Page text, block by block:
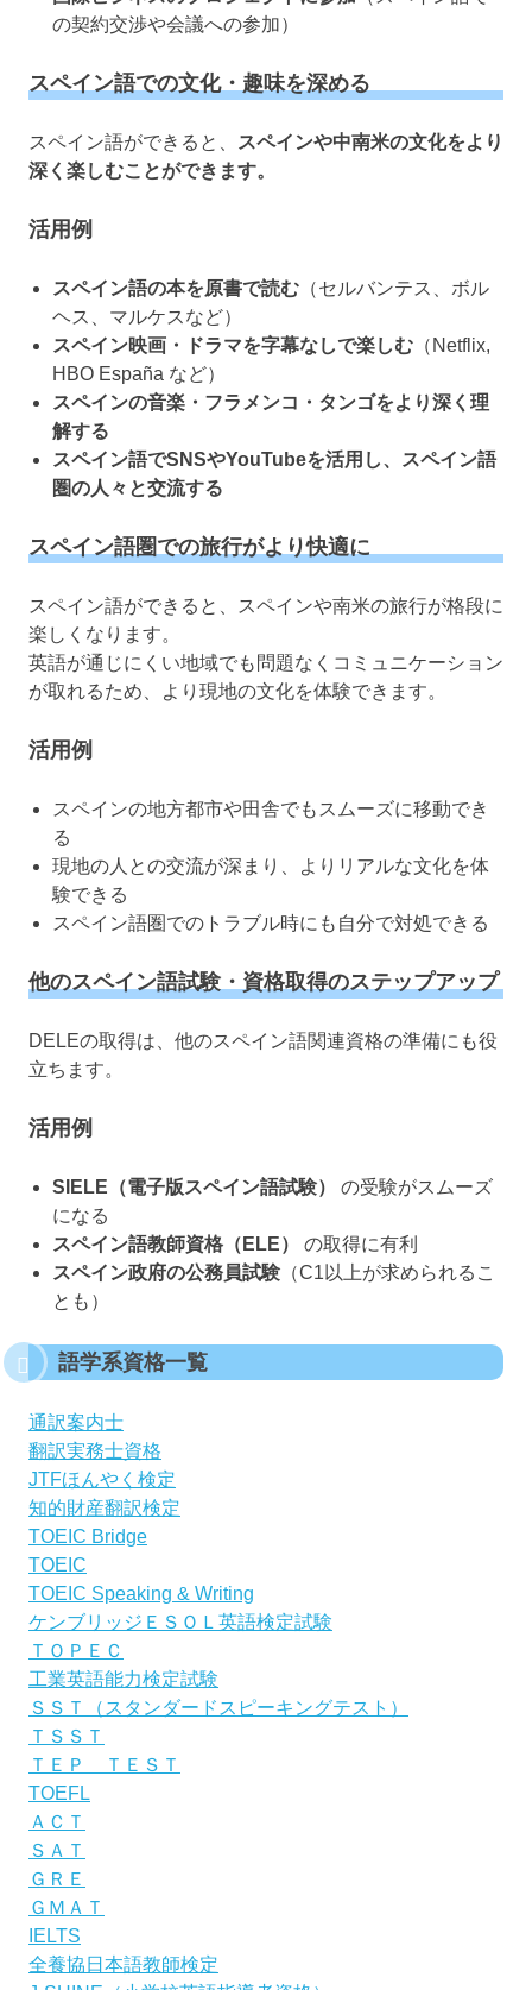
の契約交渉や会議への参加）
スペイン語での文化・趣味を深める
スペイン語ができると、
スペインや中南米の文化をより
深く楽しむことができます。
活用例
スペイン語の本を原書で読む （セルバンテス、ボル
ヘス、マルケスなど）
スペイン映画・ドラマを字幕なしで楽しむ （Netflix,
HBO España など）
スペインの音楽・フラメンコ・タンゴをより深く理
解する
スペイン語でSNSやYouTubeを活用し、スペイン語
圏の人々と交流する
スペイン語圏での旅行がより快適に
スペイン語ができると、スペインや南米の旅行が格段に
楽しくなります。
英語が通じにくい地域でも問題なくコミュニケーション
が取れるため、より現地の文化を体験できます。
活用例
スペインの地方都市や田舎でもスムーズに移動でき
る
現地の人との交流が深まり、よりリアルな文化を体
験できる
スペイン語圏でのトラブル時にも自分で対処できる
他のスペイン語試験・資格取得のステップアップ
DELEの取得は、他のスペイン語関連資格の準備にも役
立ちます。
活用例
SIELE（電子版スペイン語試験）
の受験がスムーズ
になる
スペイン語教師資格（ELE）
の取得に有利
スペイン政府の公務員試験 （C1以上が求められるこ
とも）
語学系資格一覧
通訳案内士
翻訳実務士資格
JTFほんやく検定
知的財産翻訳検定
TOEIC Bridge
TOEIC
TOEIC Speaking & Writing
ケンブリッジＥＳＯＬ英語検定試験
ＴＯＰＥＣ
工業英語能力検定試験
ＳＳＴ（スタンダードスピーキングテスト）
ＴＳＳＴ
ＴＥＰ ＴＥＳＴ
TOEFL
ＡＣＴ
ＳＡＴ
ＧＲＥ
ＧＭＡＴ
IELTS
全養協日本語教師検定